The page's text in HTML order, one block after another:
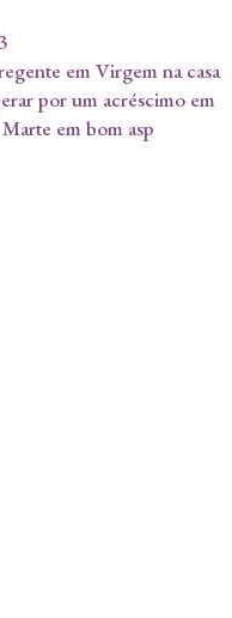
em Virgem na casa
por um acréscimo em
em bom asp